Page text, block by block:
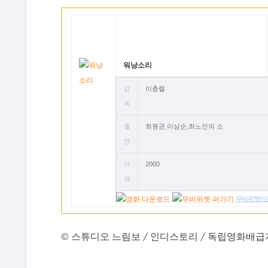
워낭소리
감
독
이충렬
출
연
최원균,이삼순,최노인의 소
가
격
2000
무비위젯이
© 스튜디오 느림보 / 인디스토리 / 독립영화배급